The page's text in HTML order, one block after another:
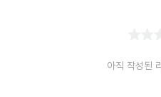
아직 작성된